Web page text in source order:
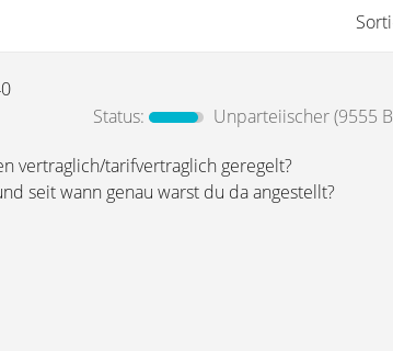
Status:
Unparteiischer(9555
vertraglich/tarifvertraglich geregelt?
seit wann genau warst du da angestellt?